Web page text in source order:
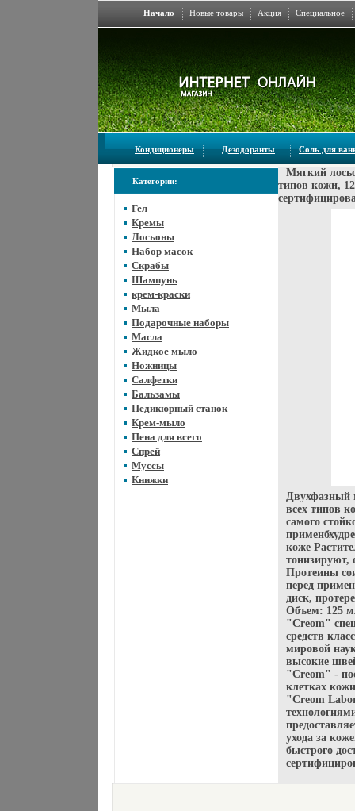
Начало Новые товары Акция Специальное
Кондиционеры Дезодоранты Соль для
Категории:
Гел
Кремы
Лосьоны
Набор масок
Скрабы
Шампунь
крем-краски
Мыла
Подарочные наборы
Масла
Жидкое мыло
Ножницы
Салфетки
Бальзамы
Педикюрный станок
Крем-мыло
Пена для всего
Спрей
Муссы
Книжки
Мягкий
типов кожи,
Двухфазный
всех типов
самого
коже
тонизируют,
Протеины
перед
диск,
Объем: 125
"Creom"
средств
мировой
высокие
"Creom" -
клетках
"Creom
ухода за
быстрого